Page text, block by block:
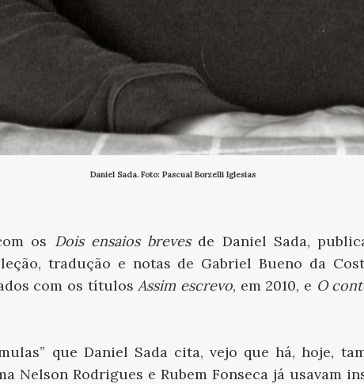
Daniel Sada. Foto: Pascual Borzelli Iglesias
os Dois ensaios brevesde Daniel Sada,
tradução e notas de Gabriel Bueno da
com os títulosAssim escrevo, em 2010, e O
que Daniel Sada cita, vejo que há, hoje,
Nelson Rodrigues e Rubem Fonseca já usavam